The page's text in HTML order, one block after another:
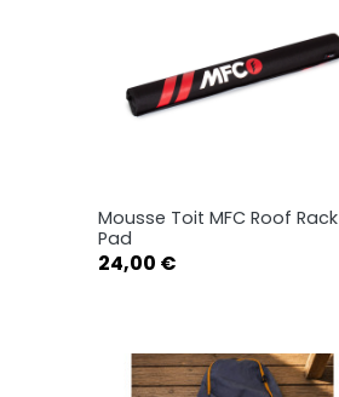
 Aperçu rapide
Mousse Toit MFC Roof Rack
Pad
Prix
24,00 €